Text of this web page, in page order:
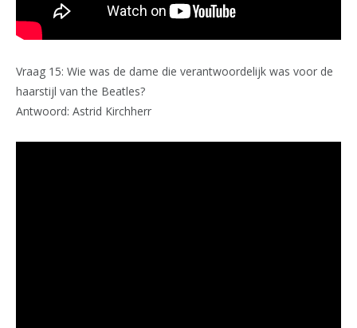
Vraag 15: Wie was de dame die verantwoordelijk was voor de
haarstijl van the Beatles?
Antwoord: Astrid Kirchherr